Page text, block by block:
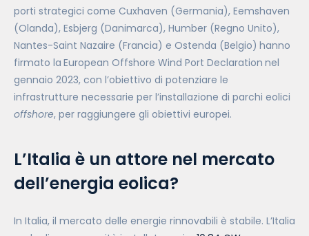
porti strategici come Cuxhaven (Germania), Eemshaven
(Olanda), Esbjerg (Danimarca), Humber (Regno Unito),
Nantes-Saint Nazaire (Francia) e Ostenda (Belgio) hanno
firmato la European Offshore Wind Port Declaration nel
gennaio 2023, con l’obiettivo di potenziare le
infrastrutture necessarie per l’installazione di parchi eolici
offshore, per raggiungere gli obiettivi europei.
L’Italia è un attore nel mercato
dell’energia eolica?
In Italia, il mercato delle energie rinnovabili è stabile. L’Italia